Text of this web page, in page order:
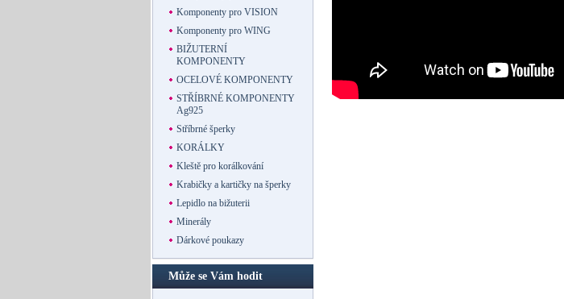
Komponenty pro VISION
Komponenty pro WING
BIŽUTERNÍ
KOMPONENTY
OCELOVÉ KOMPONENTY
STŘÍBRNÉ KOMPONENTY
Ag925
Stříbrné šperky
KORÁLKY
Kleště pro korálkování
Krabičky a kartičky na šperky
Lepidlo na bižuterii
Minerály
Dárkové poukazy
Může se Vám hodit